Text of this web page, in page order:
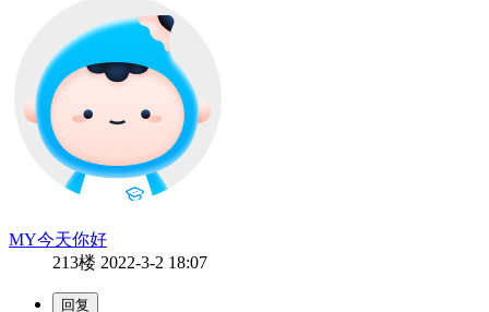
MY今天你好
213楼 2022-3-2 18:07